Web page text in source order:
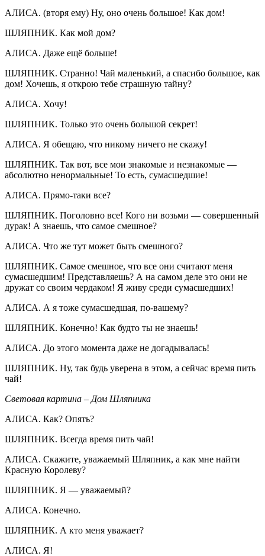
АЛИСА. (вторя ему) Ну, оно очень большое! Как дом!
ШЛЯПНИК. Как мой дом?
АЛИСА. Даже ещё больше!
ШЛЯПНИК. Странно! Чай маленький, а спасибо большое, как
дом! Хочешь, я открою тебе страшную тайну?
АЛИСА. Хочу!
ШЛЯПНИК. Только это очень большой секрет!
АЛИСА. Я обещаю, что никому ничего не скажу!
ШЛЯПНИК. Так вот, все мои знакомые и незнакомые —
абсолютно ненормальные! То есть, сумасшедшие!
АЛИСА. Прямо-таки все?
ШЛЯПНИК. Поголовно все! Кого ни возьми — совершенный
дурак! А знаешь, что самое смешное?
АЛИСА. Что же тут может быть смешного?
ШЛЯПНИК. Самое смешное, что все они считают меня
сумасшедшим! Представляешь? А на самом деле это они не
дружат со своим чердаком! Я живу среди сумасшедших!
АЛИСА. А я тоже сумасшедшая, по-вашему?
ШЛЯПНИК. Конечно! Как будто ты не знаешь!
АЛИСА. До этого момента даже не догадывалась!
ШЛЯПНИК. Ну, так будь уверена в этом, а сейчас время пить
чай!
Световая картина – Дом Шляпника
АЛИСА. Как? Опять?
ШЛЯПНИК. Всегда время пить чай!
АЛИСА. Скажите, уважаемый Шляпник, а как мне найти
Красную Королеву?
ШЛЯПНИК. Я — уважаемый?
АЛИСА. Конечно.
ШЛЯПНИК. А кто меня уважает?
АЛИСА. Я!